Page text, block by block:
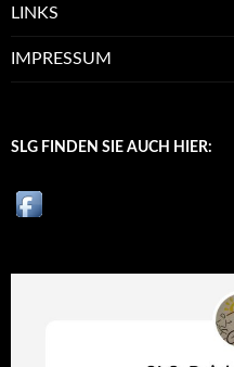
LINKS
IMPRESSUM
SLG FINDEN SIE AUCH HIER: